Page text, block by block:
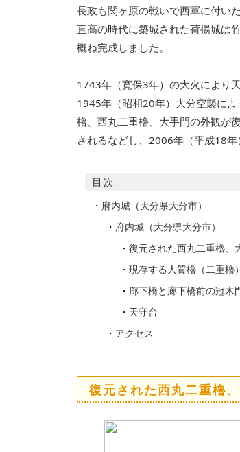
長政も関ヶ原の戦いで西軍に付い
直高の時代に築城された荷揚城は
概ね完成しました。
1743年（寛保3年）の大火により
1945年（昭和20年）大分空襲に
櫓、西丸二重櫓、大手門の外観が
されるなどし、2006年（平成18年
目次
・ 府内城（大分県大分市）
・ 府内城（大分県大分市）
・ 復元された西丸二重櫓、
・ 現存する人質櫓（二重櫓）
・ 廊下橋と廊下橋前の冠木
・ 天守台
・ アクセス
復元された西丸二重櫓